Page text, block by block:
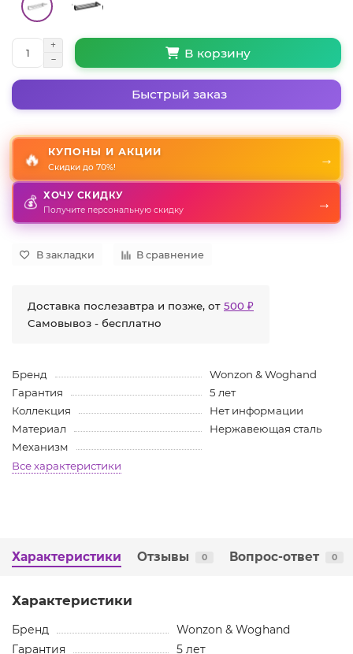
В корзину
Быстрый заказ
🔥 КУПОНЫ И АКЦИИ
Скидки до 70%!
→
💰 ХОЧУ СКИДКУ
Получите персональную скидку →
В закладки В сравнение
Доставка послезавтра и позже, от 500 ₽
Самовывоз - бесплатно
Бренд
Wonzon & Woghand
Гарантия
5 лет
Коллекция
Нет информации
Материал
Нержавеющая сталь
Механизм
Все характеристики
Характеристики Отзывы 0 Вопрос-ответ 0
Характеристики
Бренд
Wonzon & Woghand
Гарантия
5 лет